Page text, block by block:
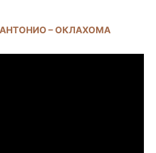
– ОКЛАХОМА